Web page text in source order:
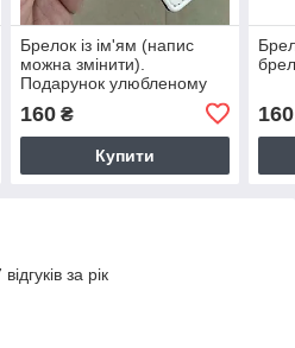
Брелок із ім'ям (напис
можна змінити).
Подарунок улюбленому
160₴
Купити
160
за рік